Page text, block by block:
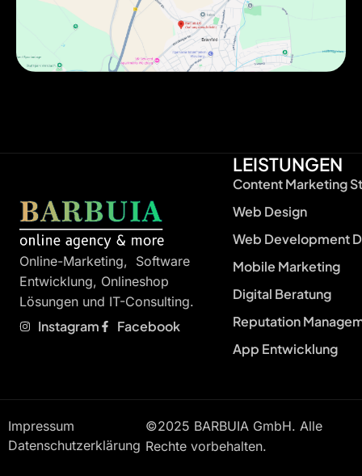
Online-Marketing, Software
Entwicklung, Onlineshop
Lösungen und IT-Consulting.
Instagram Facebook
LEISTUNGEN
Content Marketing
Web Design
Web Development
Mobile Marketing
Digital Beratung
Reputation
App Entwicklung
Impressum
Datenschutzerklärung
©2025 BARBUIA GmbH. Alle
Rechte vorbehalten.